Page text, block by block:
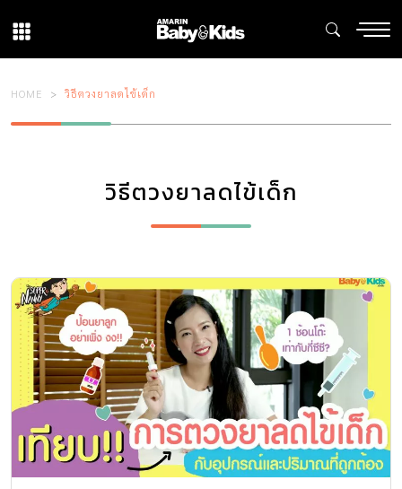
HOME วิธีตวงยาลดไข้เด็ก
วิธีตวงยาลดไข้เด็ก